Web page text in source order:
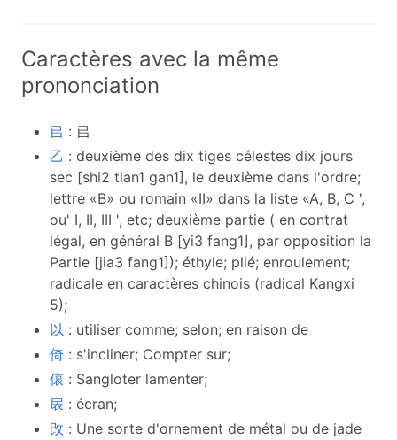
Caractères avec la même
prononciation
㠯 : 㠯
乙 : deuxième des dix tiges célestes dix jours
sec [shi2 tian1 gan1], le deuxième dans l'ordre;
lettre «B» ou romain «II» dans la liste «A, B, C ',
ou' I, II, III ', etc; deuxième partie ( en contrat
légal, en général B [yi3 fang1], par opposition la
Partie [jia3 fang1]); éthyle; plié; enroulement;
radicale en caractères chinois (radical Kangxi
5);
以 : utiliser comme; selon; en raison de
倚 : s'incliner; Compter sur;
偯 : Sangloter lamenter;
扆 : écran;
攺 : Une sorte d'ornement de métal ou de jade